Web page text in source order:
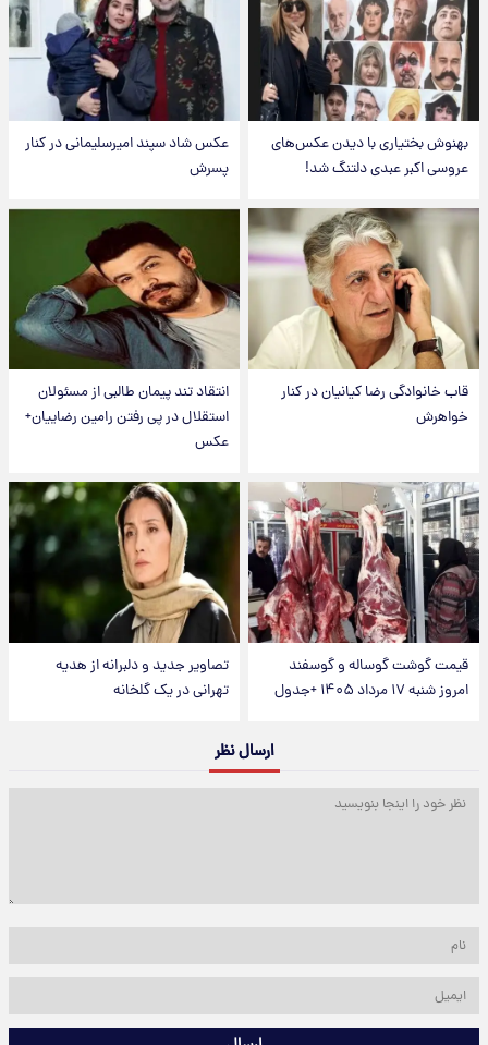
بهنوش بختیاری با دیدن عکس‌های
عروسی اکبر عبدی دلتنگ شد!
عکس شاد سپند امیرسلیمانی در کنار
پسرش
قاب خانوادگی رضا کیانیان در کنار
خواهرش
انتقاد تند پیمان طالبی از مسئولان
استقلال در پی رفتن رامین رضاییان+
عکس
قیمت گوشت گوساله و گوسفند
امروز شنبه ۱۷ مرداد ۱۴۰۵ +جدول
تصاویر جدید و دلبرانه از هدیه
تهرانی در یک گلخانه
ارسال نظر